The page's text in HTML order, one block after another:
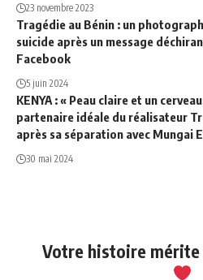
23 novembre 2023
Tragédie au Bénin : un
suicide après un message
Facebook
5 juin 2024
KENYA : « Peau claire et un
partenaire idéale du réalisateur
après sa séparation avec Mungai
30 mai 2024
Votre histoire mérite